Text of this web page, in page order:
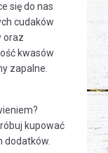
się do nas
cudaków
oraz
kwasów
zapalne.
kupować
dodatków.